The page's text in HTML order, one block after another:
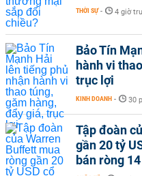
THỜI SỰ - 4 giờ
Bảo Tín
hành vi
trục lợi
KINH DOANH - 30
Tập đoàn
gần 20 tỷ
bán ròng